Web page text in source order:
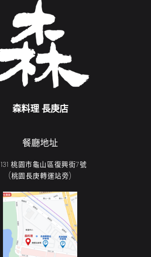
森料理 長庚店
餐廳地址
131 桃園市龜山區復興街7號
(桃園長庚轉運站旁)